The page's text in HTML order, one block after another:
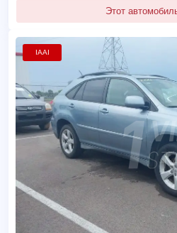
Этот
IAAI